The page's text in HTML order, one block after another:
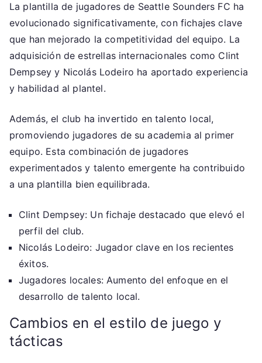
La plantilla de jugadores de Seattle Sounders FC ha
evolucionado significativamente, con fichajes clave
que han mejorado la competitividad del equipo. La
adquisición de estrellas internacionales como Clint
Dempsey y Nicolás Lodeiro ha aportado experiencia
y habilidad al plantel.
Además, el club ha invertido en talento local,
promoviendo jugadores de su academia al primer
equipo. Esta combinación de jugadores
experimentados y talento emergente ha contribuido
a una plantilla bien equilibrada.
Clint Dempsey: Un fichaje destacado que elevó el
perfil del club.
Nicolás Lodeiro: Jugador clave en los recientes
éxitos.
Jugadores locales: Aumento del enfoque en el
desarrollo de talento local.
Cambios en el estilo de juego y
tácticas